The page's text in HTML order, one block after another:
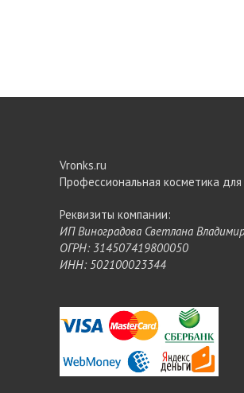
Vronks.ru
Профессиональная косметика
Реквизиты компании:
ИП Виноградова Светлана
ОГРН: 314507419800050
ИНН: 502100023344